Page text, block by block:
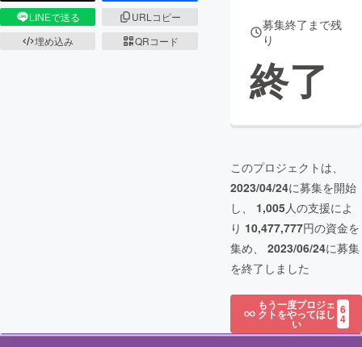
LINEで送る
URLコピー
埋め込み
QRコード
募集終了まで残
り
終了
このプロジェクトは、
2023/04/24に募集を開始
し、 1,005人の支援によ
り 10,477,777円の資金を
集め、 2023/06/24に募集
を終了しました
もう一度プロジェ
クトをやってほし
い
6
4